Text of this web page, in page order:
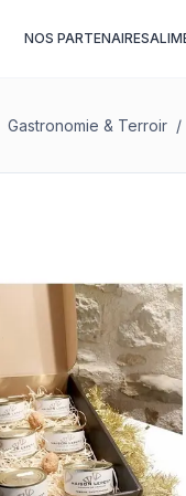
NOS PARTENAIRES
Gastronomie & Terroir /